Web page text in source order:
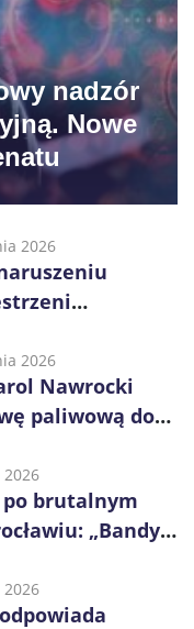
nadzór
Nowe
2026
2026
Nawrocki
paliwową do
podwyżkami
po brutalnym
„Bandyci